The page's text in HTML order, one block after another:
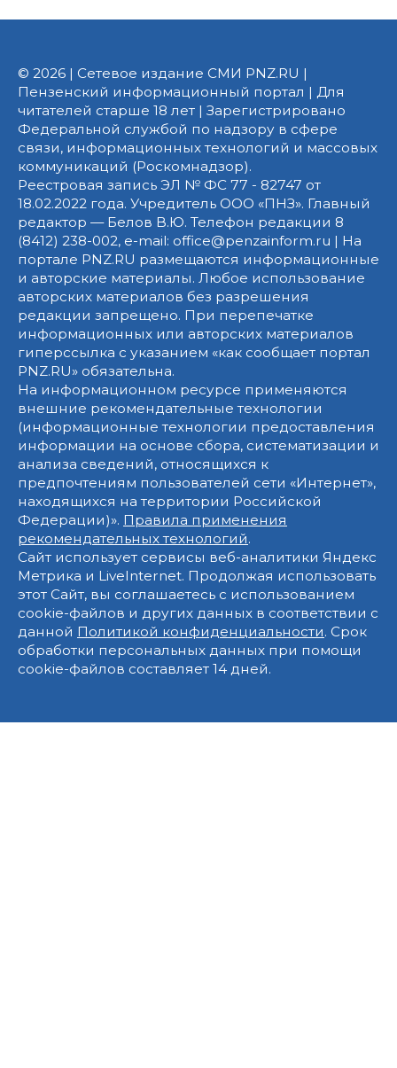
© 2026 | Сетевое издание СМИ PNZ.RU |
Пензенский информационный портал | Для
читателей старше 18 лет | Зарегистрировано
Федеральной службой по надзору в сфере
связи, информационных технологий и массовых
коммуникаций (Роскомнадзор).
Реестровая запись ЭЛ № ФС 77 - 82747 от
18.02.2022 года. Учредитель ООО «ПНЗ». Главный
редактор — Белов В.Ю. Телефон редакции 8
(8412) 238-002, e-mail: office@penzainform.ru | На
портале PNZ.RU размещаются информационные
и авторские материалы. Любое использование
авторских материалов без разрешения
редакции запрещено. При перепечатке
информационных или авторских материалов
гиперссылка с указанием «как сообщает портал
PNZ.RU» обязательна.
На информационном ресурсе применяются
внешние рекомендательные технологии
(информационные технологии предоставления
информации на основе сбора, систематизации и
анализа сведений, относящихся к
предпочтениям пользователей сети «Интернет»,
находящихся на территории Российской
Федерации)». Правила применения
рекомендательных технологий.
Сайт использует сервисы веб-аналитики Яндекс
Метрика и LiveInternet. Продолжая использовать
этот Сайт, вы соглашаетесь с использованием
cookie-файлов и других данных в соответствии с
данной Политикой конфиденциальности. Срок
обработки персональных данных при помощи
cookie-файлов составляет 14 дней.